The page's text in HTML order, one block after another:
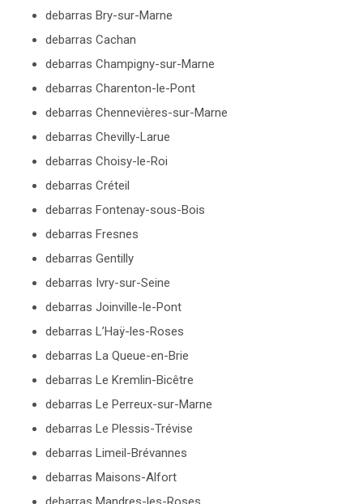
debarras Bry-sur-Marne
debarras Cachan
debarras Champigny-sur-Marne
debarras Charenton-le-Pont
debarras Chennevières-sur-Marne
debarras Chevilly-Larue
debarras Choisy-le-Roi
debarras Créteil
debarras Fontenay-sous-Bois
debarras Fresnes
debarras Gentilly
debarras Ivry-sur-Seine
debarras Joinville-le-Pont
debarras L’Haÿ-les-Roses
debarras La Queue-en-Brie
debarras Le Kremlin-Bicêtre
debarras Le Perreux-sur-Marne
debarras Le Plessis-Trévise
debarras Limeil-Brévannes
debarras Maisons-Alfort